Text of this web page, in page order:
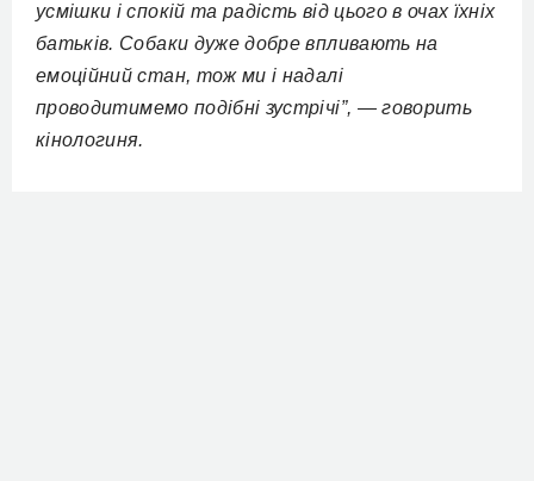
усмішки і спокій та радість від цього в очах їхніх
батьків. Собаки дуже добре впливають на
емоційний стан, тож ми і надалі
проводитимемо подібні зустрічі”, — говорить
кінологиня.